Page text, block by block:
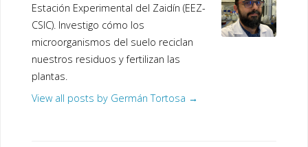
Estación Experimental del Zaidín (EEZ-
CSIC). Investigo cómo los
microorganismos del suelo reciclan
nuestros residuos y fertilizan las
plantas.
View all posts by Germán Tortosa →